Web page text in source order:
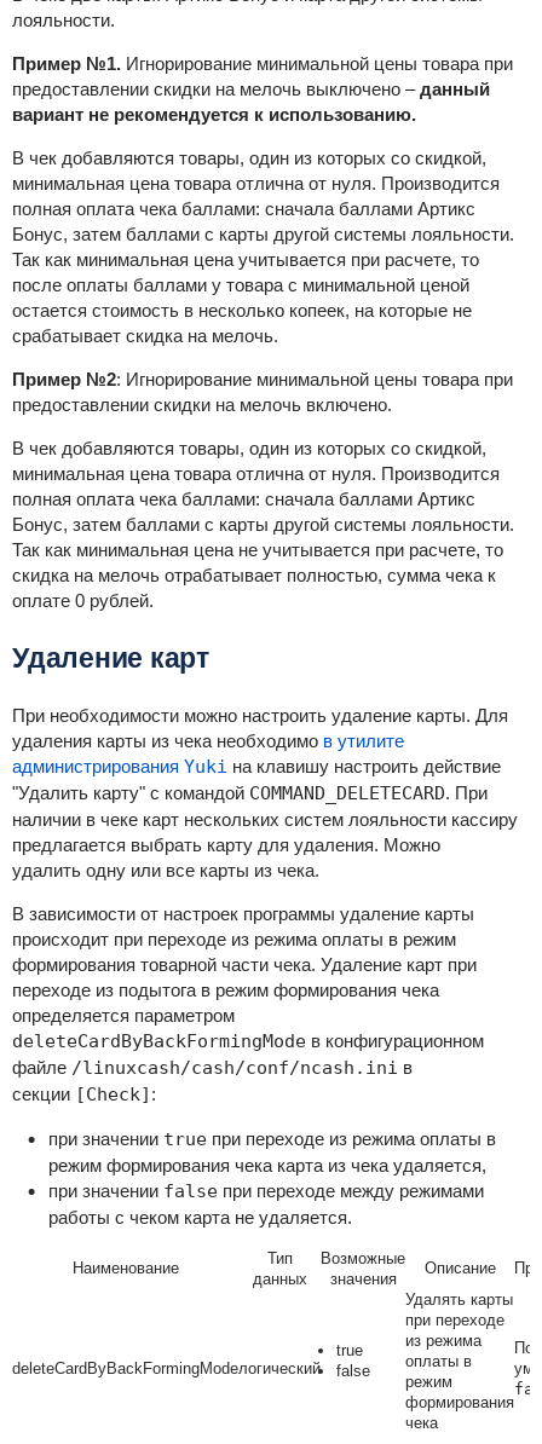
лояльности.
Пример №1.Игнорирование минимальной цены товара при
предоставлении скидки на мелочь выключено –данный
вариант не рекомендуется к использованию.
В чек добавляются товары, один из которых со скидкой,
минимальная цена товара отлична от нуля. Производится
полная оплата чека баллами: сначала баллами Артикс
Бонус, затем баллами с карты другой системы лояльности.
Так как минимальная цена учитывается при расчете, то
после оплаты баллами у товара с минимальной ценой
остается стоимость в несколько копеек, на которые не
срабатывает скидка на мелочь.
Пример №2: Игнорирование минимальной цены товара при
предоставлении скидки на мелочь включено.
В чек добавляются товары, один из которых со скидкой,
минимальная цена товара отлична от нуля. Производится
полная оплата чека баллами: сначала баллами Артикс
Бонус, затем баллами с карты другой системы лояльности.
Так как минимальная цена не учитывается при расчете, то
скидка на мелочь отрабатывает полностью, сумма чека к
оплате 0 рублей.
Удаление карт
При необходимости можно настроить удаление карты. Для
удаления карты из чека необходимо в утилите
администрирования Yuki на клавишу настроить действие
"Удалить карту" с командой COMMAND_DELETECARD. При
наличии в чеке карт нескольких систем лояльности кассиру
предлагается выбрать карту для удаления. Можно
удалить одну или все карты из чека.
В зависимости от настроек программы удаление карты
происходит при переходе из режима оплаты в режим
формирования товарной части чека. Удаление карт при
переходе из подытога в режим формирования чека
определяется параметром
deleteCardByBackFormingModeв конфигурационном
файле /linuxcash/cash/conf/ncash.ini в
секции [Check] :
при значении trueпри переходе из режима оплаты в
режим формирования чека карта из чека удаляется,
при значении falseпри переходе между режимами
работы с чеком карта не удаляется.
Наименование
Тип
данных
Возможные
значения
Описание
deleteCardByBackFormingModeлогический
true
false
Удалять карты
при переходе
из режима
оплаты в
режим
формирования
чека
По